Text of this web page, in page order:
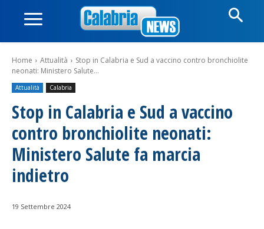
Home Attualità
Stop in Calabria e Sud a vaccino contro bronchiolite
neonati: Ministero Salute...
Attualità Calabria
Stop in Calabria e Sud a vaccino
contro bronchiolite neonati:
Ministero Salute fa marcia
indietro
19 Settembre 2024